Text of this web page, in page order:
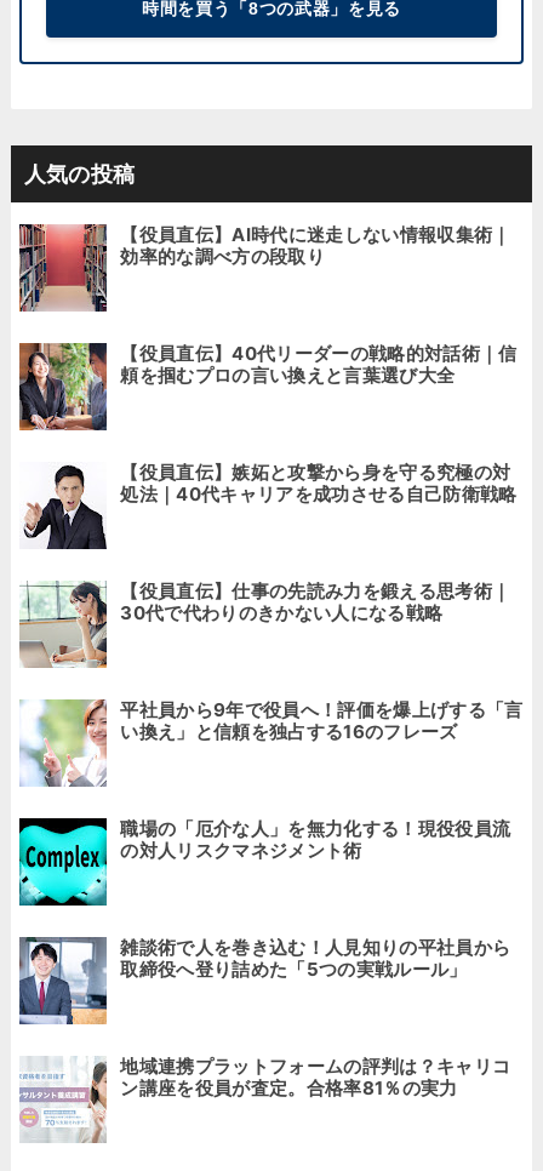
時間を買う「8つの武器」を見る
人気の投稿
【役員直伝】AI時代に迷走しない情報収集術｜
効率的な調べ方の段取り
【役員直伝】40代リーダーの戦略的対話術｜信
頼を掴むプロの言い換えと言葉選び大全
【役員直伝】嫉妬と攻撃から身を守る究極の対
処法｜40代キャリアを成功させる自己防衛戦略
【役員直伝】仕事の先読み力を鍛える思考術｜
30代で代わりのきかない人になる戦略
平社員から9年で役員へ！評価を爆上げする「言
い換え」と信頼を独占する16のフレーズ
職場の「厄介な人」を無力化する！現役役員流
の対人リスクマネジメント術
雑談術で人を巻き込む！人見知りの平社員から
取締役へ登り詰めた「5つの実戦ルール」
地域連携プラットフォームの評判は？キャリコ
ン講座を役員が査定。合格率81％の実力